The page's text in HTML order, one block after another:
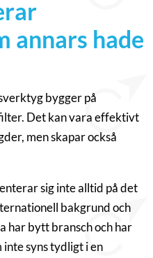
annars hade
bygger på
Det kan vara effektivt
men skapar också
sig inte alltid på det
bakgrund och
har bytt bransch och har
syns tydligt i en